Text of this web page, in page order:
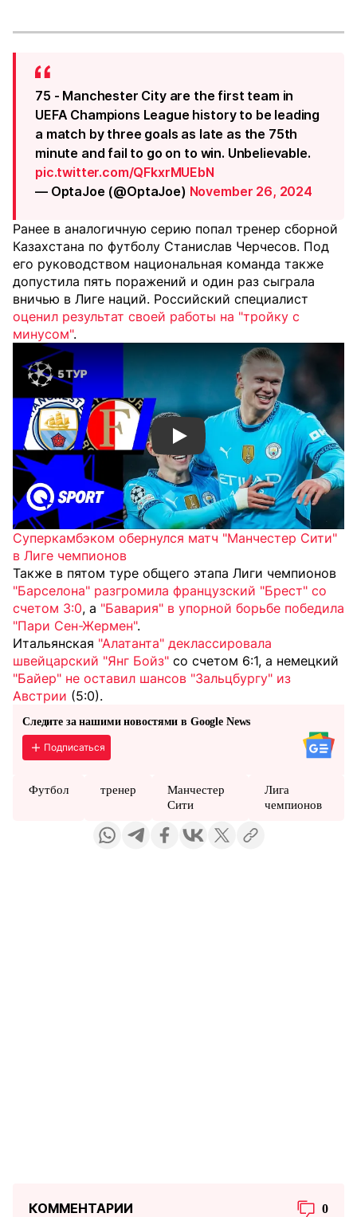
75 - Manchester City are the first team in
UEFA Champions League history to be leading
a match by three goals as late as the 75th
minute and fail to go on to win. Unbelievable.
pic.twitter.com/QFkxrMUEbN
— OptaJoe (@OptaJoe) November 26, 2024
Ранее в аналогичную серию попал тренер сборной
Казахстана по футболу Станислав Черчесов. Под
его руководством национальная команда также
допустила пять поражений и один раз сыграла
вничью в Лиге наций. Российский специалист
оценил результат своей работы на "тройку с
минусом".
Смотреть видео YouTube
Суперкамбэком обернулся матч "Манчестер Сити"
в Лиге чемпионов
Также в пятом туре общего этапа Лиги чемпионов
"Барселона" разгромила французский "Брест" со
счетом 3:0, а "Бавария" в упорной борьбе победила
"Пари Сен-Жермен".
Итальянская "Алатанта" деклассировала
швейцарский "Янг Бойз" со счетом 6:1, а немецкий
"Байер" не оставил шансов "Зальцбургу" из
Австрии (5:0).
Следите за нашими новостями в Google News
Подписаться
Футбол тренер
Манчестер
Сити
Лига
чемпионов
КОММЕНТАРИИ 0